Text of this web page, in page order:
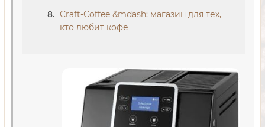
Craft-Coffee &mdash; магазин для тех,
кто любит кофе